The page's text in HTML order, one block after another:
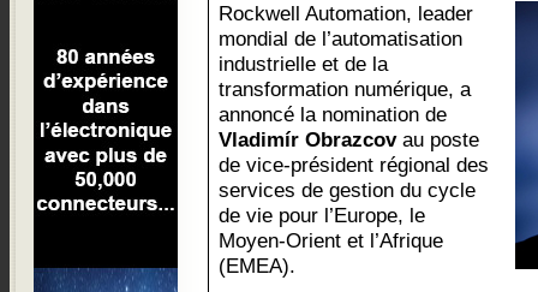
Rockwell Automation, leader
mondial de l’automatisation
industrielle et de la
transformation numérique, a
annoncé la nomination de
Vladimír Obrazcovau poste
de vice-président régional des
services de gestion du cycle
de vie pour l’Europe, le
Moyen-Orient et l’Afrique
(EMEA).